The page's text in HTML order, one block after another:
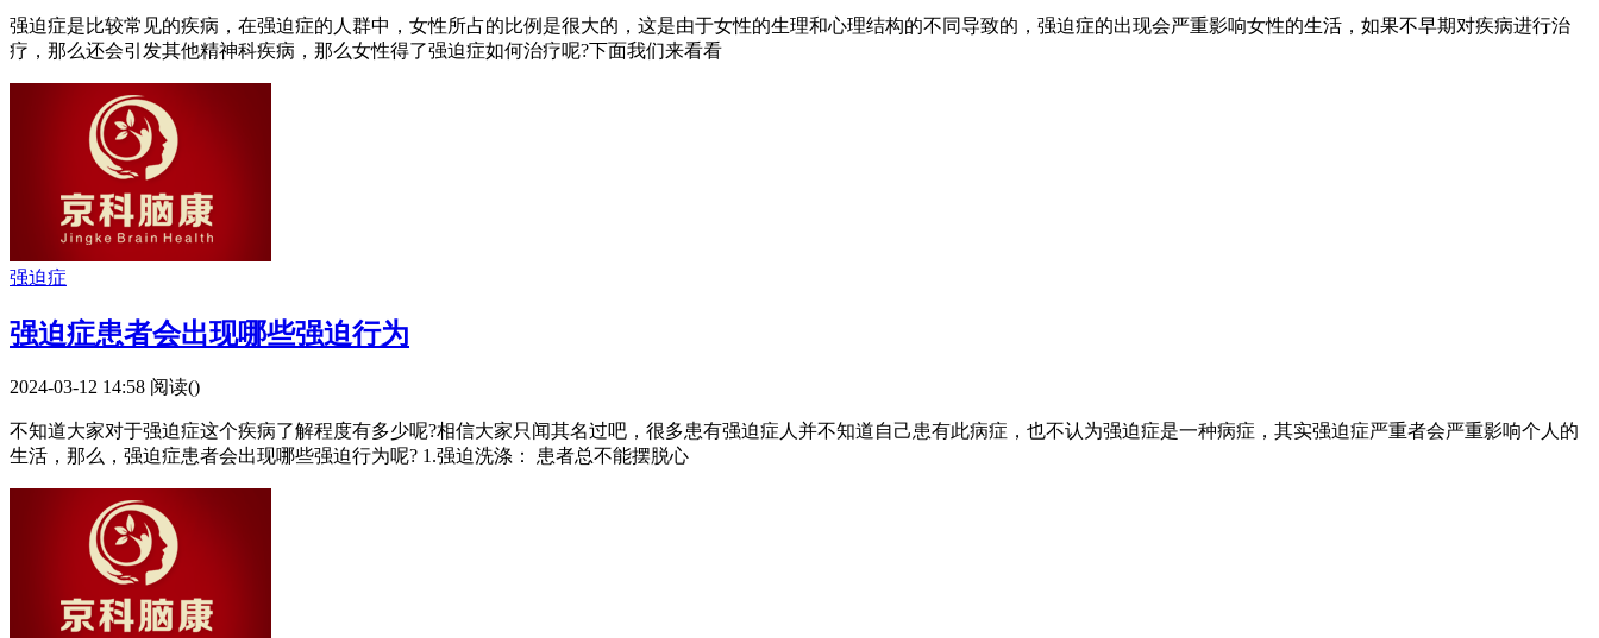
强迫症是比较常见的疾病，在强迫症的人群中，女性所占的比例是很大的，这是由于女性的生理和心理结构的不同导致的，强迫症的出现会严重影响女性的生活，如果不早期对疾病进行治
疗，那么还会引发其他精神科疾病，那么女性得了强迫症如何治疗呢?下面我们来看看
强迫症
强迫症患者会出现哪些强迫行为
2024-03-12 14:58 阅读()
不知道大家对于强迫症这个疾病了解程度有多少呢?相信大家只闻其名过吧，很多患有强迫症人并不知道自己患有此病症，也不认为强迫症是一种病症，其实强迫症严重者会严重影响个人的
生活，那么，强迫症患者会出现哪些强迫行为呢? 1.强迫洗涤： 患者总不能摆脱心